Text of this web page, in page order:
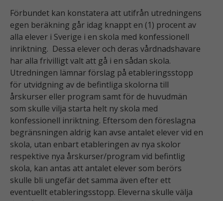
Förbundet kan konstatera att utifrån utredningens
egen beräkning går idag knappt en (1) procent av
alla elever i Sverige i en skola med konfessionell
inriktning. Dessa elever och deras vårdnadshavare
har alla frivilligt valt att gå i en sådan skola.
Utredningen lämnar förslag på etableringsstopp
för utvidgning av de befintliga skolorna till
årskurser eller program samt för de huvudmän
som skulle vilja starta helt ny skola med
konfessionell inriktning. Eftersom den föreslagna
begränsningen aldrig kan avse antalet elever vid en
skola, utan enbart etableringen av nya skolor
respektive nya årskurser/program vid befintlig
skola, kan antas att antalet elever som berörs
skulle bli ungefär det samma även efter ett
eventuellt etableringsstopp. Eleverna skulle välja
Nödvändiga
Dessa kakor
går inte att
välja bort. De
behövs för
att